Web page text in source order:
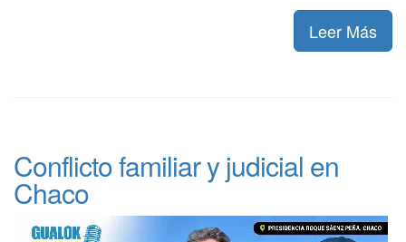
Leer Más
Conflicto familiar y judicial en
Chaco